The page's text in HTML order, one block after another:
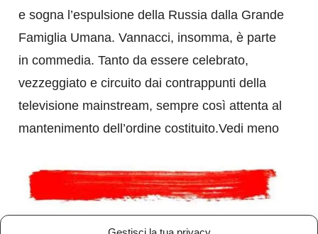
e sogna l’espulsione della Russia dalla Grande
Famiglia Umana. Vannacci, insomma, è parte
in commedia. Tanto da essere celebrato,
vezzeggiato e circuito dai contrappunti della
televisione mainstream, sempre così attenta al
mantenimento dell’ordine costituito.Vedi meno